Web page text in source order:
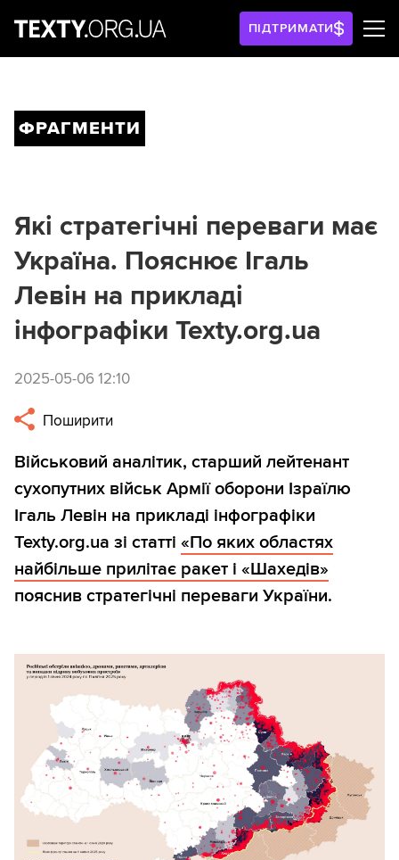
ПІДТРИМАТИ
ФРАГМЕНТИ
Які стратегічні переваги має
Україна. Пояснює Ігаль
Левін на прикладі
інфографіки Texty.org.ua
2025-05-06 12:10
Поширити
Військовий аналітик, старший лейтенант
сухопутних військ Армії оборони Ізраїлю
Ігаль Левін на прикладі інфографіки
Texty.org.ua зі статті «По яких областях
найбільше прилітає ракет і «Шахедів»
пояснив стратегічні переваги України.